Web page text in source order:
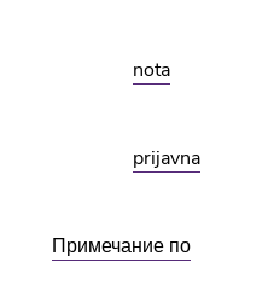
nota
prijavna
Примечание по